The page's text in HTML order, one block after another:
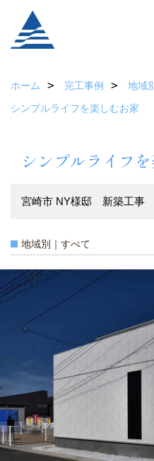
ホーム 完工事例 地域
シンプルライフを楽しむお家
シンプルライフ
宮崎市 NY様邸 新築工事
地域別｜すべて